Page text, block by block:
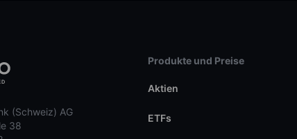
(Schweiz) AG
38
Produkte und Preise
Aktien
ETFs